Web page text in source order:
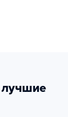
лучшие